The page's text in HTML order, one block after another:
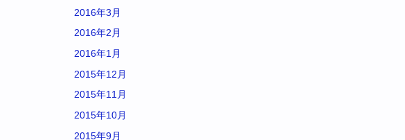
2016年3月
2016年2月
2016年1月
2015年12月
2015年11月
2015年10月
2015年9月